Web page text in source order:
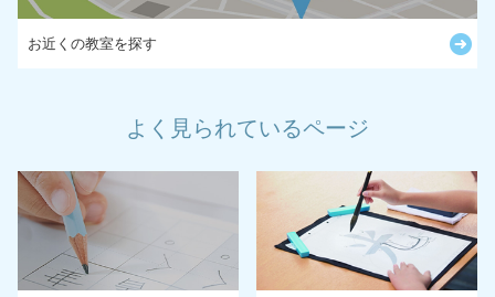
お近くの教室を探す
よく見られているページ